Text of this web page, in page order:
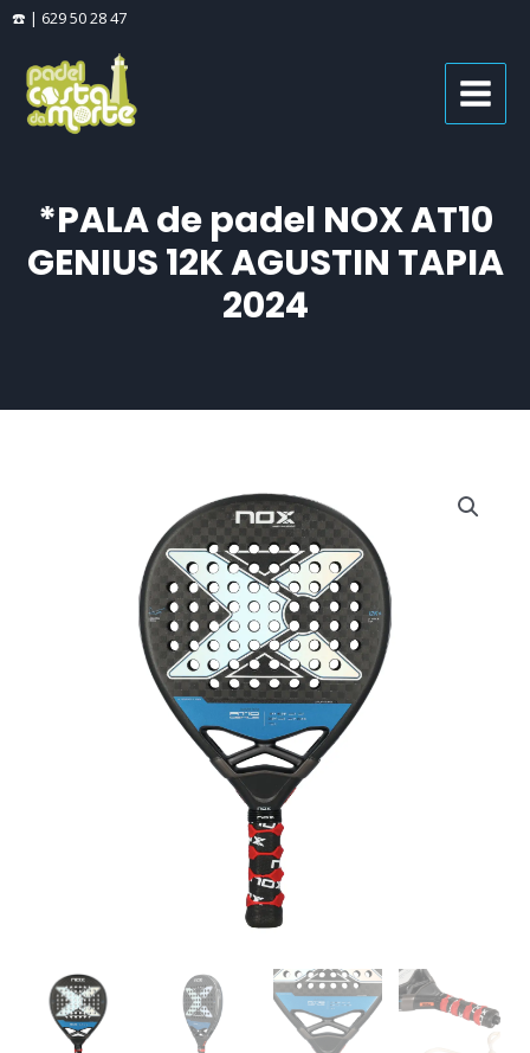
contenido
☎️ | 629 50 28 47
MAIN
MENU
*PALA de padel NOX AT10
GENIUS 12K AGUSTIN TAPIA
2024